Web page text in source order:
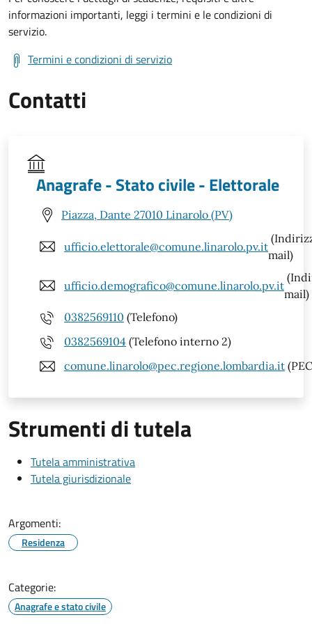
informazioni importanti, leggi i termini e le condizioni di
servizio.
Termini e condizioni di servizio
Contatti
Anagrafe - Stato civile - Elettorale
Piazza, Dante 27010 Linarolo (PV)
ufficio.elettorale@comune.linarolo.pv.it
mail)
ufficio.demografico@comune.linarolo.pv.it
mail)
0382569110 (Telefono)
0382569104 (Telefono interno 2)
comune.linarolo@pec.regione.lombardia.it
Strumenti di tutela
Tutela amministrativa
Tutela giurisdizionale
Argomenti:
Residenza
Categorie:
Anagrafe e stato civile